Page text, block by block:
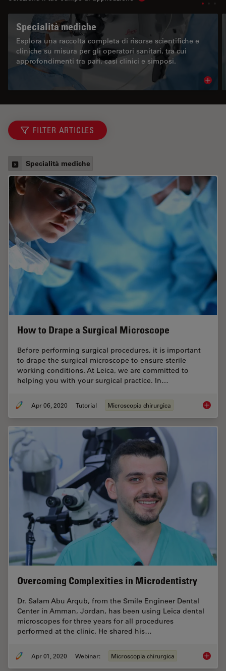
Specialità mediche
Esplora una raccolta completa di risorse scientifiche e
cliniche su misura per gli operatori sanitari, tra cui
approfondimenti tra pari, casi clinici e simposi.
FILTER ARTICLES
Specialità mediche
How to Drape a Surgical Microscope
Before performing surgical procedures, it is important
to drape the surgical microscope to ensure sterile
working conditions. At Leica, we are committed to
helping you with your surgical practice. In…
Apr 06, 2020 Tutorial Microscopia chirurgica How to
Overcoming Complexities in Microdentistry
Dr. Salam Abu Arqub, from the Smile Engineer Dental
Center in Amman, Jordan, has been using Leica dental
microscopes for three years for all procedures
performed at the clinic. He shared his…
Apr 01, 2020 Webinar: Microscopia chirurgica